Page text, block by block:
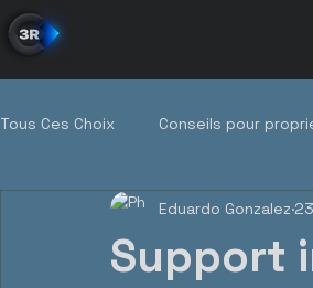
Tous Ces Choix Conseils pour
Tendances du marché québécois
Support
Eduardo Gonzalez